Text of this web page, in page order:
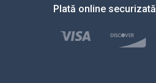
Plată online securizată